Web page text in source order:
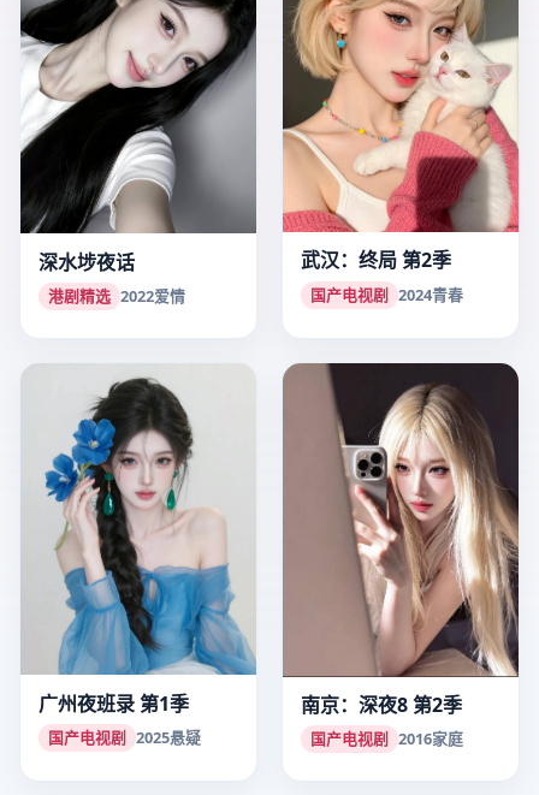
深水埗夜话
港剧精选 2022爱情
武汉：终局 第2季
国产电视剧 2024青春
广州夜班录 第1季
国产电视剧 2025悬疑
南京：深夜8 第2季
国产电视剧 2016家庭